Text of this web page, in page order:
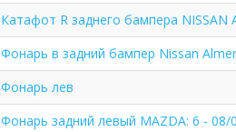
Катафот R заднего бампера NISSAN
Фонарь в задний бампер Nissan
Фонарь лев
Фонарь задний левый MAZDA: 6 - 08/